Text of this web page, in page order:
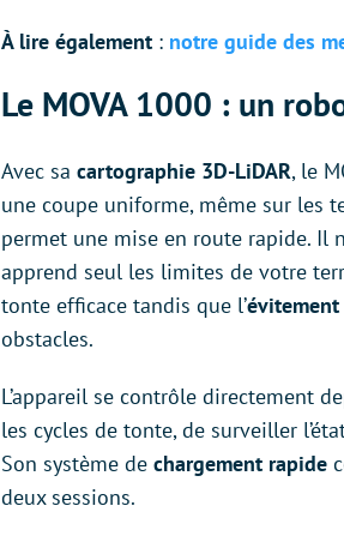
À lire également : notre guide des
Le MOVA 1000 : un
Avec sa cartographie 3D-LiDAR, le
une coupe uniforme, même sur les
permet une mise en route rapide. Il
apprend seul les limites de votre
tonte efficace tandis que l’
obstacles.
L’appareil se contrôle directement
les cycles de tonte, de surveiller
Son système de chargement rapide
deux sessions.